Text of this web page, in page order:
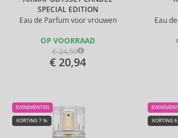
SPECIAL EDITION
Eau de Parfum voor vrouwen
OP VOORRAAD
€ 24,59
€ 20,94
Eau
EVENEMENTEN
KORTING 7 % KORTING